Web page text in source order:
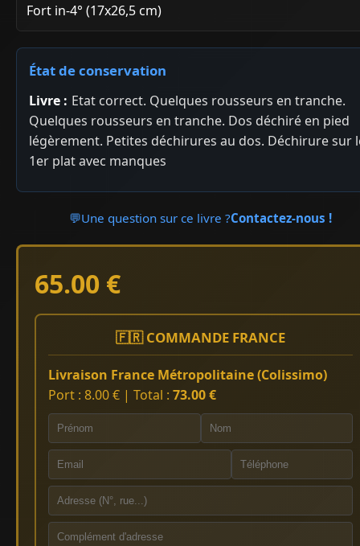
Fort in-4° (17x26,5 cm)
État de conservation
Livre : Etat correct. Quelques rousseurs en tranche.
Quelques rousseurs en tranche. Dos déchiré en pied
légèrement. Petites déchirures au dos. Déchirure sur
1er plat avec manques
💬Une question sur ce livre ?Contactez-nous !
65.00 €
🇫🇷 COMMANDE FRANCE
Livraison France Métropolitaine (Colissimo)
Port : 8.00 € | Total : 73.00 €